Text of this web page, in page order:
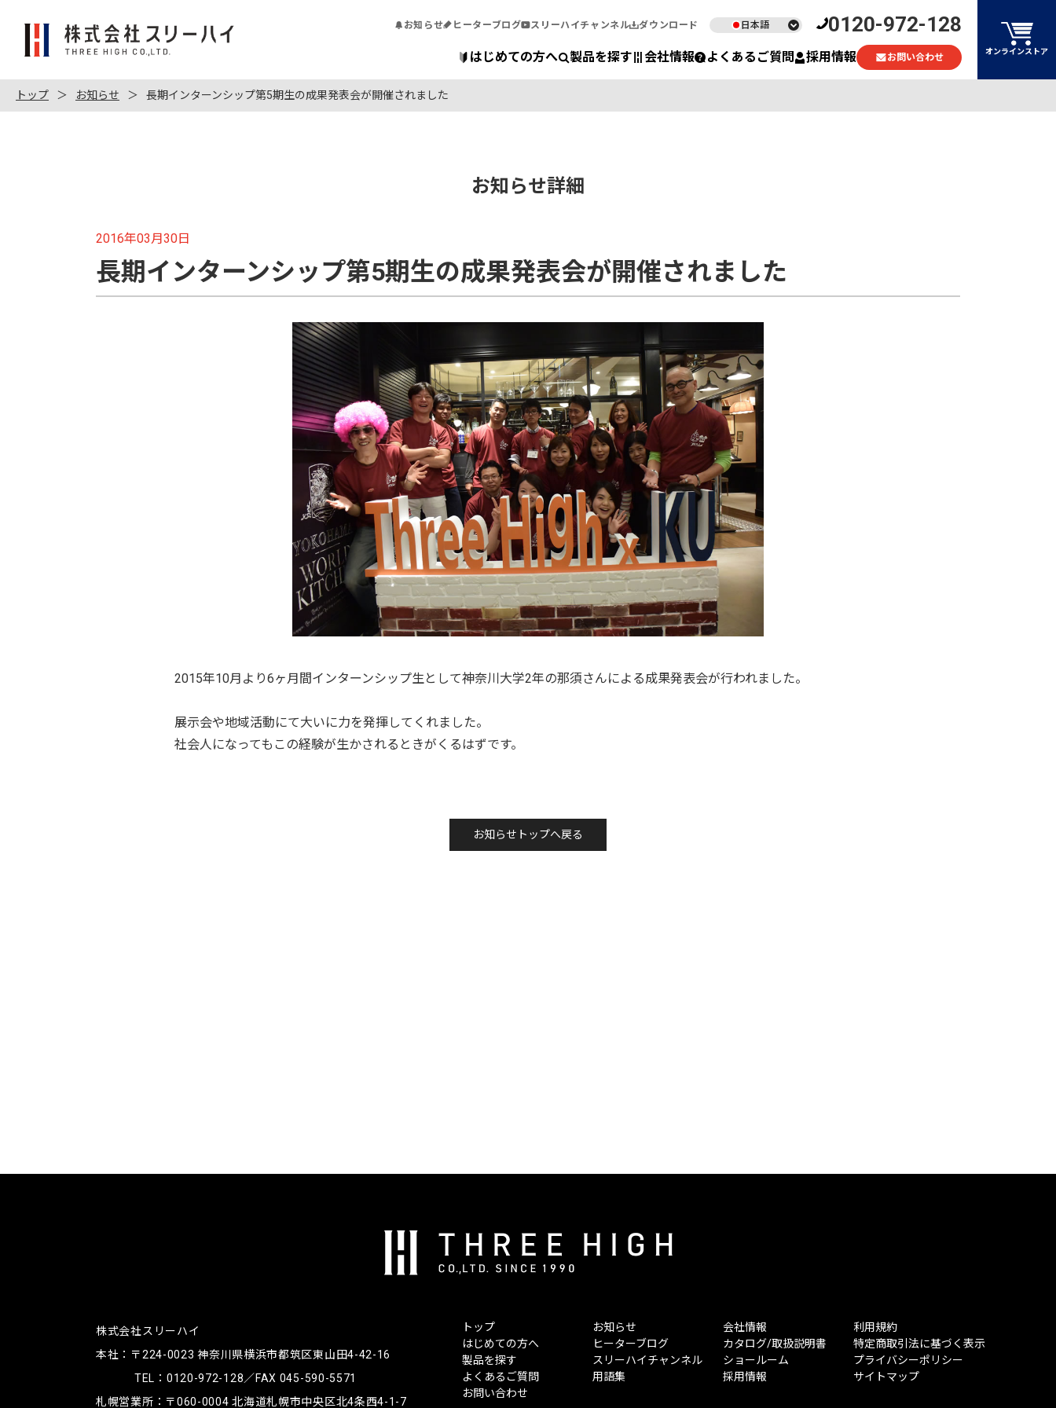
式
社
ス
はじめての方へ 製品を探す 会社情報 よくあるご質問 採用情報 お問い合わせ
お知らせ ヒーターブログ スリーハイチャンネル ダウンロード 0120-972-128
日本語
ไทย
オンラインストア
トップ お知らせ 長期インターンシップ第5期生の成果発表会が開催されました
お知らせ詳細
2016年03月30日
長期インターンシップ第5期生の成果発表会が開催されました
2015年10月より6ヶ月間インターンシップ生として神奈川大学2年の那須さんによる成果発表会が行われました。
展示会や地域活動にて大いに力を発揮してくれました。
社会人になってもこの経験が生かされるときがくるはずです。
お知らせトップへ戻る
会
ー
株式会社スリーハイ
本社：〒224-0023神奈川県横浜市都筑区東山田4-42-16
TEL： 0120-972-128／FAX 045-590-5571
札幌営業所：〒060-0004北海道札幌市中央区北4条西4-1-7
トップ
はじめての方へ
製品を探す
よくあるご質問
お問い合わせ
お知らせ
ヒーターブログ
スリーハイチャンネル
用語集
会社情報
カタログ/取扱説明書
ショールーム
採用情報
利用規約
特定商取引法に基づく表示
プライバシーポリシー
サイトマップ